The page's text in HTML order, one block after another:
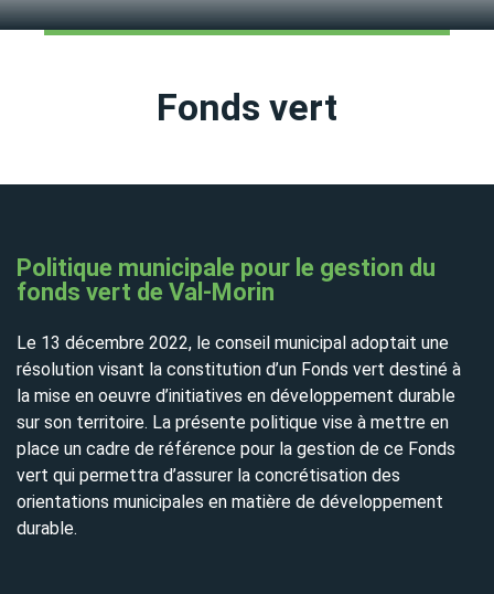
Fonds vert
Politique municipale pour le gestion du
fonds vert de Val-Morin
Le 13 décembre 2022, le conseil municipal adoptait une
résolution visant la constitution d’un Fonds vert destiné à
la mise en oeuvre d’initiatives en développement durable
sur son territoire. La présente politique vise à mettre en
place un cadre de référence pour la gestion de ce Fonds
vert qui permettra d’assurer la concrétisation des
orientations municipales en matière de développement
durable.